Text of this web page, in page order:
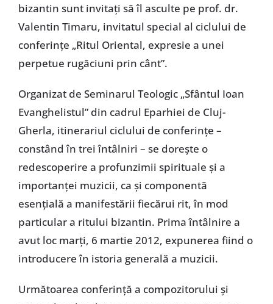
bizantin sunt invitaţi să îl asculte pe prof. dr.
Valentin Timaru, invitatul special al ciclului de
conferinţe „Ritul Oriental, expresie a unei
perpetue rugăciuni prin cânt”.
Organizat de Seminarul Teologic „Sfântul Ioan
Evanghelistul” din cadrul Eparhiei de Cluj-
Gherla, itinerariul ciclului de conferinţe –
constând în trei întâlniri – se doreşte o
redescoperire a profunzimii spirituale şi a
importanţei muzicii, ca şi componentă
esenţială a manifestării fiecărui rit, în mod
particular a ritului bizantin. Prima întâlnire a
avut loc marţi, 6 martie 2012, expunerea fiind o
introducere în istoria generală a muzicii.
Următoarea conferinţă a compozitorului şi